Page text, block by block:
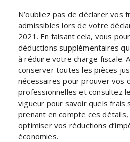
N’oubliez pas de déclarer vos
admissibles lors de votre
2021. En faisant cela, vous
déductions supplémentaires
à réduire votre charge fiscale.
conserver toutes les pièces
nécessaires pour prouver vos
professionnelles et consultez
vigueur pour savoir quels frais
prenant en compte ces
optimiser vos réductions
économies.